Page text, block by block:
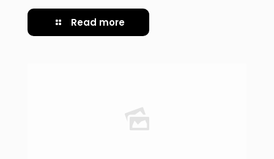
Read more